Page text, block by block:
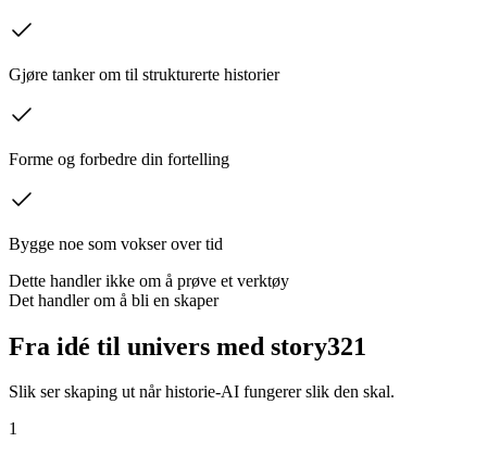
Gjøre tanker om til strukturerte historier
Forme og forbedre din fortelling
Bygge noe som vokser over tid
Dette handler ikke om å prøve et verktøy
Det handler om å bli en skaper
Fra idé til univers med story321
Slik ser skaping ut når historie-AI fungerer slik den skal.
1